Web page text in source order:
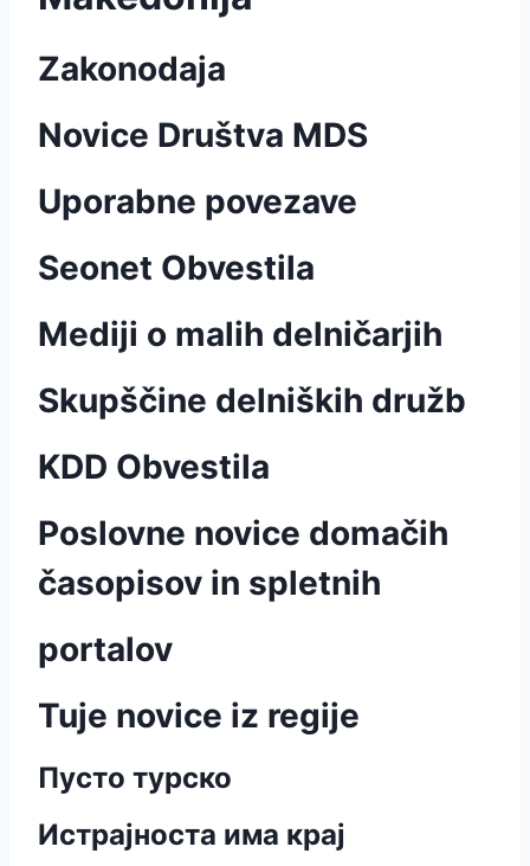
Zakonodaja
Novice Društva MDS
Uporabne povezave
Seonet Obvestila
Mediji o malih delničarjih
Skupščine delniških družb
KDD Obvestila
Poslovne novice domačih
časopisov in spletnih
portalov
Tuje novice iz regije
Пусто турско
Истрајноста има крај